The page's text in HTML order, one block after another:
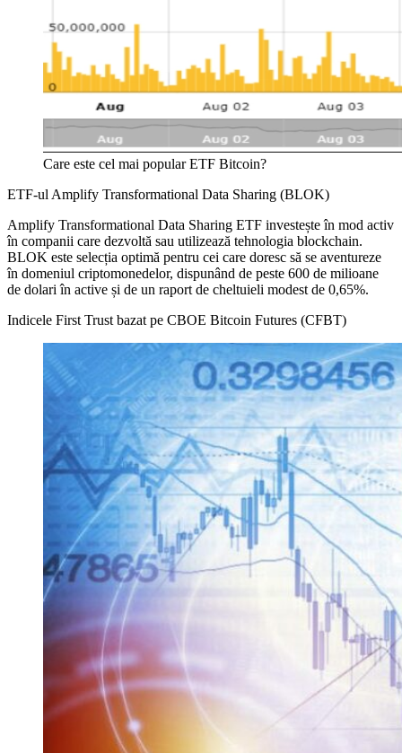
Care este cel mai popular ETF Bitcoin?
ETF-ul Amplify Transformational Data Sharing (BLOK)
Amplify Transformational Data Sharing ETF investește în mod activ
în companii care dezvoltă sau utilizează tehnologia blockchain.
BLOK este selecția optimă pentru cei care doresc să se aventureze
în domeniul criptomonedelor, dispunând de peste 600 de milioane
de dolari în active și de un raport de cheltuieli modest de 0,65%.
Indicele First Trust bazat pe CBOE Bitcoin Futures (CFBT)